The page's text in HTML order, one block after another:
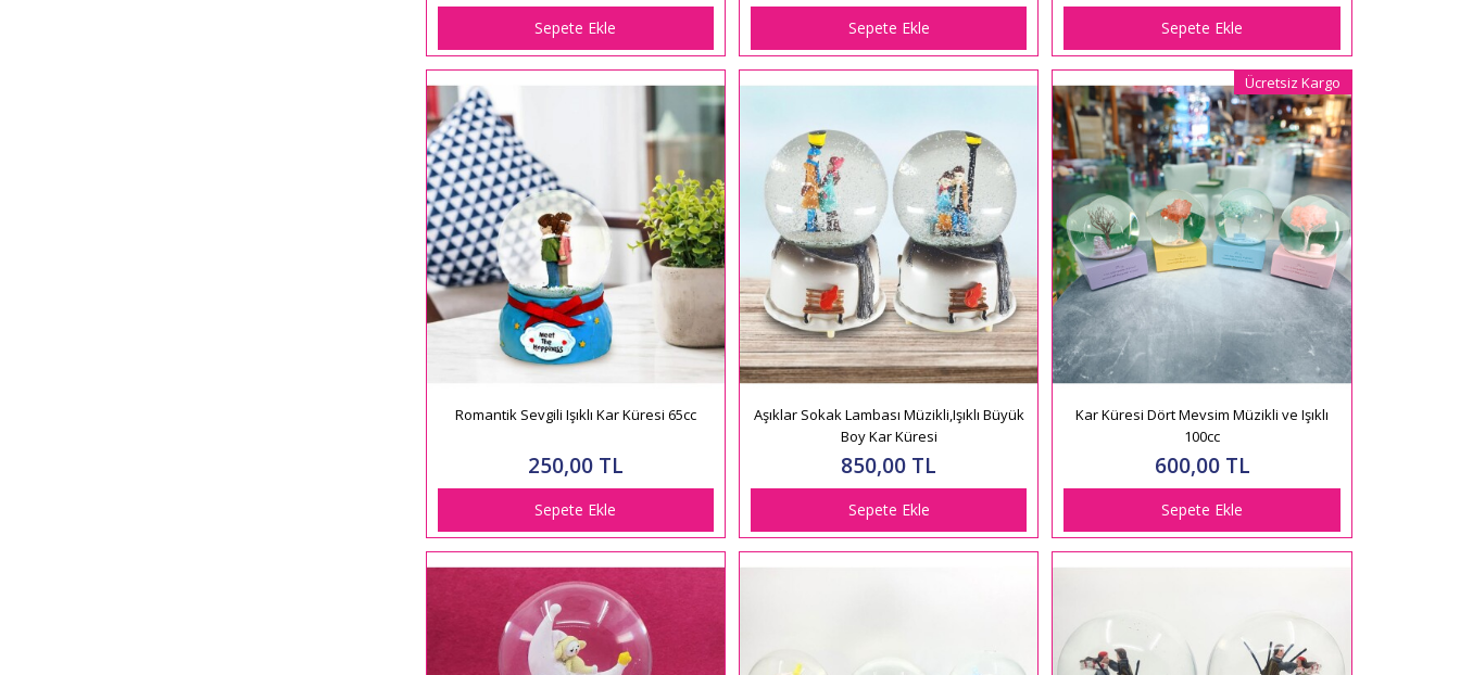
Sepete Ekle Sepete Ekle Sepete Ekle
Romantik Sevgili Işıklı Kar Küresi 65cc
250,00 TL
Sepete Ekle
Aşıklar Sokak Lambası Müzikli,Işıklı Büyük
Boy Kar Küresi
850,00 TL
Sepete Ekle
Ücretsiz Kargo
Kar Küresi Dört Mevsim Müzikli ve Işıklı
100cc
600,00 TL
Sepete Ekle